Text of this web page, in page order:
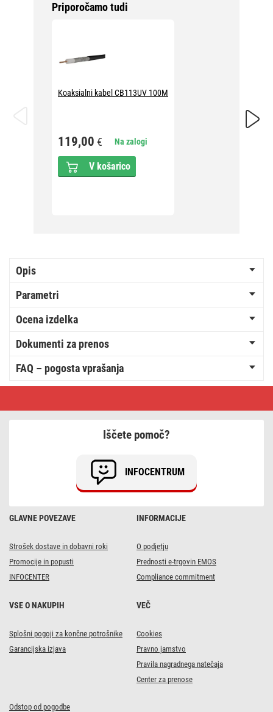
Priporočamo tudi
Koaksialni kabel CB113UV 100M
119,00 € Na zalogi
V košarico
Opis
Parametri
Ocena izdelka
Dokumenti za prenos
FAQ – pogosta vprašanja
GLAVNE POVEZAVE
Strošek dostave in dobavni roki
Promocije in popusti
INFOCENTER
INFORMACIJE
O podjetju
Prednosti e-trgovin EMOS
Compliance commitment
VSE O NAKUPIH
Splošni pogoji za končne potrošnike
Garancijska izjava
VEČ
Cookies
Pravno jamstvo
Pravila nagradnega natečaja
Center za prenose
Odstop od pogodbe
Iščete pomoč?
INFOCENTRUM